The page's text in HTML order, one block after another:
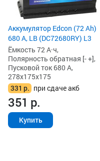
Аккумулятор Edcon (72 Ah)
680 А, LB (DC72680RY) L3
Ёмкость 72 А·ч,
Полярность обратная [- +],
Пусковой ток 680 А,
278x175x175
331 р. при сдаче акб
351 р.
Купить